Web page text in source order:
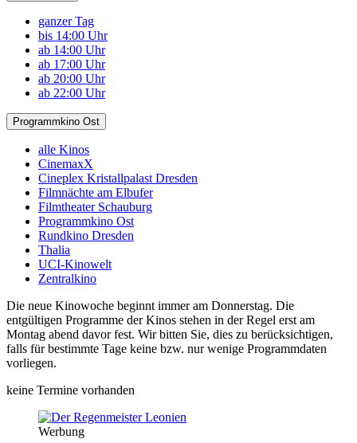
ganzer Tag
bis 14:00 Uhr
ab 14:00 Uhr
ab 17:00 Uhr
ab 20:00 Uhr
ab 22:00 Uhr
Programmkino Ost
alle Kinos
CinemaxX
Cineplex Kristallpalast Dresden
Filmnächte am Elbufer
Filmtheater Schauburg
Programmkino Ost
Rundkino Dresden
Thalia
UCI-Kinowelt
Zentralkino
Die neue Kinowoche beginnt immer am Donnerstag. Die
entgültigen Programme der Kinos stehen in der Regel erst am
Montag abend davor fest. Wir bitten Sie, dies zu berücksichtigen,
falls für bestimmte Tage keine bzw. nur wenige Programmdaten
vorliegen.
keine Termine vorhanden
Werbung